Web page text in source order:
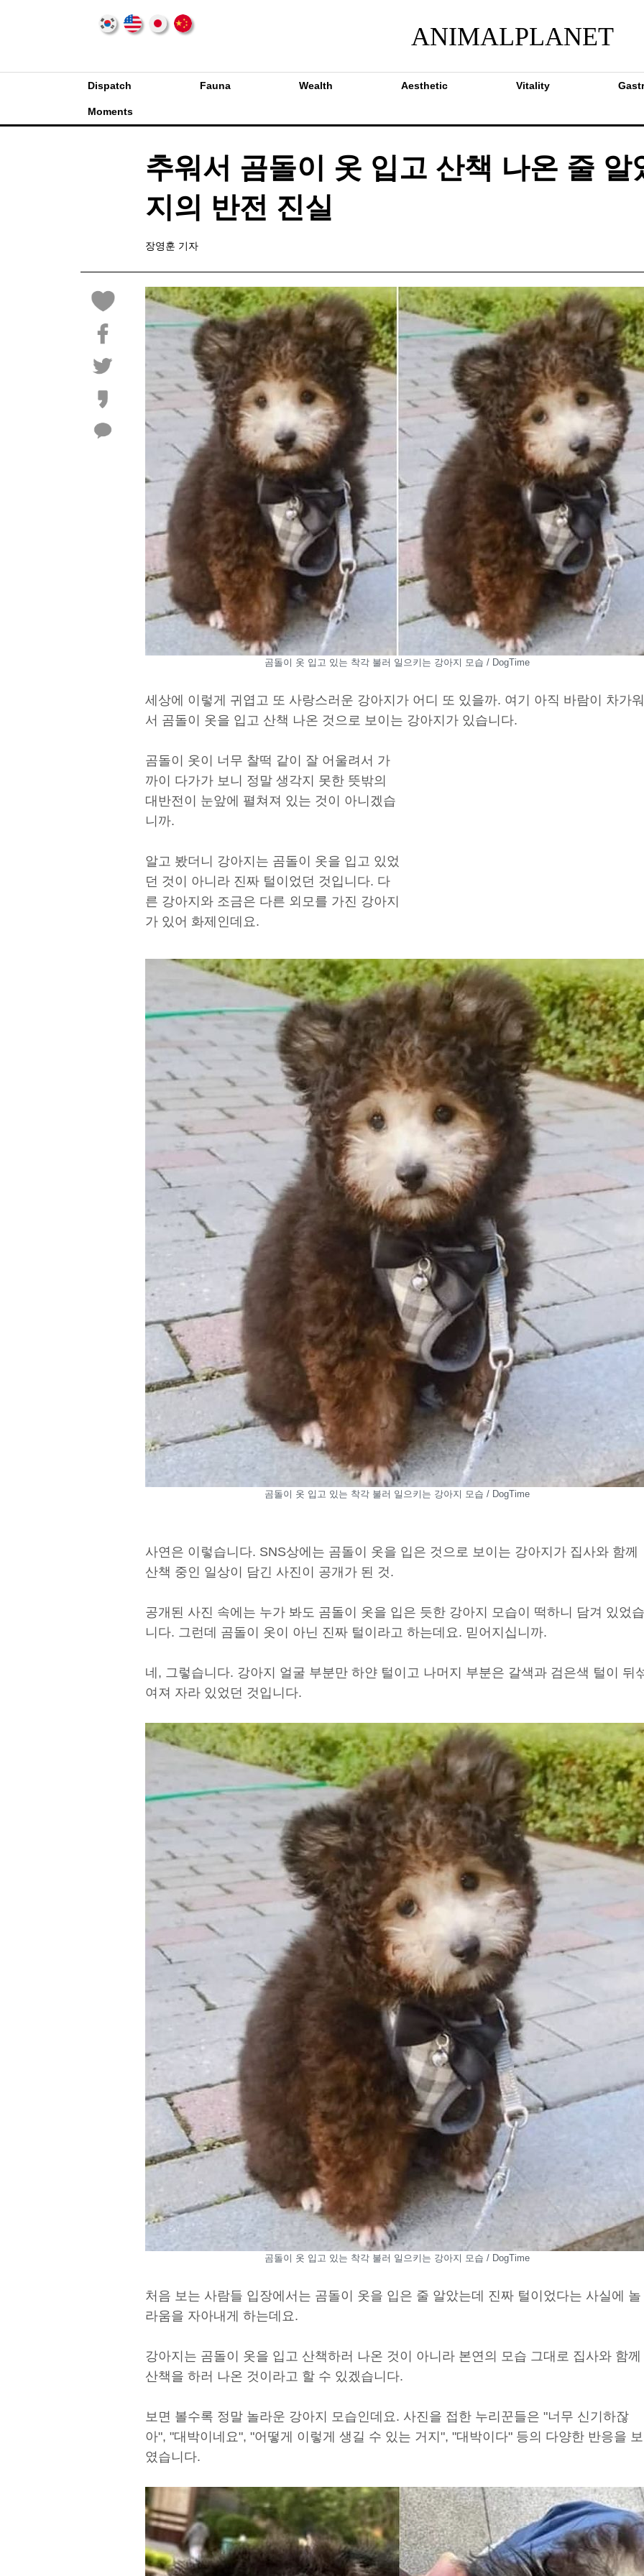
ANIMALPLANET
Dispatch Fauna Wealth Aesthetic Vitality
Moments
추워서 곰돌이 옷 입고 산책 나온 줄
지의 반전 진실
장영훈 기자
곰돌이 옷 입고 있는 착각 불러 일으키는 강아지 모습 / DogTime
세상에 이렇게 귀엽고 또 사랑스러운 강아지가 어디 또 있을까. 여기 아직 바람이 차가워
서 곰돌이 옷을 입고 산책 나온 것으로 보이는 강아지가 있습니다.
곰돌이 옷이 너무 찰떡 같이 잘 어울려서 가
까이 다가가 보니 정말 생각지 못한 뜻밖의
대반전이 눈앞에 펼쳐져 있는 것이 아니겠습
니까.
알고 봤더니 강아지는 곰돌이 옷을 입고 있었
던 것이 아니라 진짜 털이었던 것입니다. 다
른 강아지와 조금은 다른 외모를 가진 강아지
가 있어 화제인데요.
곰돌이 옷 입고 있는 착각 불러 일으키는 강아지 모습 / DogTime
사연은 이렇습니다. SNS상에는 곰돌이 옷을 입은 것으로 보이는 강아지가 집사와 함께
산책 중인 일상이 담긴 사진이 공개가 된 것.
공개된 사진 속에는 누가 봐도 곰돌이 옷을 입은 듯한 강아지 모습이 떡하니 담겨 있었습
니다. 그런데 곰돌이 옷이 아닌 진짜 털이라고 하는데요. 믿어지십니까.
네, 그렇습니다. 강아지 얼굴 부분만 하얀 털이고 나머지 부분은 갈색과 검은색 털이 뒤
여져 자라 있었던 것입니다.
곰돌이 옷 입고 있는 착각 불러 일으키는 강아지 모습 / DogTime
처음 보는 사람들 입장에서는 곰돌이 옷을 입은 줄 알았는데 진짜 털이었다는 사실에 놀
라움을 자아내게 하는데요.
강아지는 곰돌이 옷을 입고 산책하러 나온 것이 아니라 본연의 모습 그대로 집사와 함께
산책을 하러 나온 것이라고 할 수 있겠습니다.
보면 볼수록 정말 놀라운 강아지 모습인데요. 사진을 접한 누리꾼들은 "너무 신기하잖
아", "대박이네요", "어떻게 이렇게 생길 수 있는 거지", "대박이다" 등의 다양한 반응을 보
였습니다.